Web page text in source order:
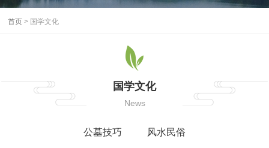
首页 > 国学文化
国学文化
News
公墓技巧 风水民俗